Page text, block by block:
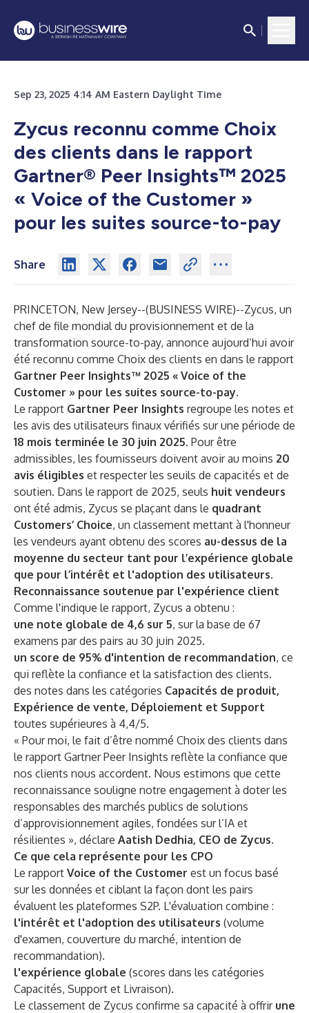
Sep 23, 2025 4:14 AM Eastern Daylight Time
Zycus reconnu comme Choix
des clients dans le rapport
Gartner® Peer Insights™ 2025
« Voice of the Customer »
pour les suites source-to-pay
Share
PRINCETON, New Jersey--(BUSINESS WIRE)--Zycus, un
chef de file mondial du provisionnement et de la
transformation source-to-pay, annonce aujourd’hui avoir
été reconnu comme Choix des clients en dans le rapport
Gartner Peer Insights™ 2025 « Voice of the
Customer » pour les suites source-to-pay.
Le rapport Gartner Peer Insights regroupe les notes et
les avis des utilisateurs finaux vérifiés sur une période de
18 mois terminée le 30 juin 2025. Pour être
admissibles, les fournisseurs doivent avoir au moins 20
avis éligibles et respecter les seuils de capacités et de
soutien. Dans le rapport de 2025, seuls huit vendeurs
ont été admis, Zycus se plaçant dans le quadrant
Customers’ Choice, un classement mettant à l'honneur
les vendeurs ayant obtenu des scores au-dessus de la
moyenne du secteur tant pour l’expérience globale
que pour l’intérêt et l'adoption des utilisateurs.
Reconnaissance soutenue par l'expérience client
Comme l'indique le rapport, Zycus a obtenu :
une note globale de 4,6 sur 5, sur la base de 67
examens par des pairs au 30 juin 2025.
un score de 95% d'intention de recommandation, ce
qui reflète la confiance et la satisfaction des clients.
des notes dans les catégories Capacités de produit,
Expérience de vente, Déploiement et Support
toutes supérieures à 4,4/5.
« Pour moi, le fait d’être nommé Choix des clients dans
le rapport Gartner Peer Insights reflète la confiance que
nos clients nous accordent. Nous estimons que cette
reconnaissance souligne notre engagement à doter les
responsables des marchés publics de solutions
d’approvisionnement agiles, fondées sur l’IA et
résilientes », déclare Aatish Dedhia, CEO de Zycus.
Ce que cela représente pour les CPO
Le rapport Voice of the Customer est un focus basé
sur les données et ciblant la façon dont les pairs
évaluent les plateformes S2P. L'évaluation combine :
l'intérêt et l'adoption des utilisateurs (volume
d'examen, couverture du marché, intention de
recommandation).
l'expérience globale (scores dans les catégories
Capacités, Support et Livraison).
Le classement de Zycus confirme sa capacité à offrir une